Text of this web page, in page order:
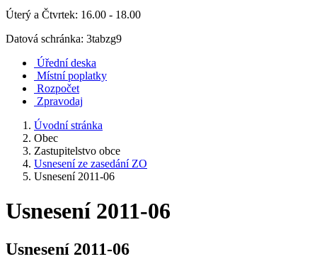
Úterý a Čtvrtek: 16.00 - 18.00
Datová schránka: 3tabzg9
Úřední deska
Místní poplatky
Rozpočet
Zpravodaj
Úvodní stránka
Obec
Zastupitelstvo obce
Usnesení ze zasedání ZO
Usnesení 2011-06
Usnesení 2011-06
Usnesení 2011-06